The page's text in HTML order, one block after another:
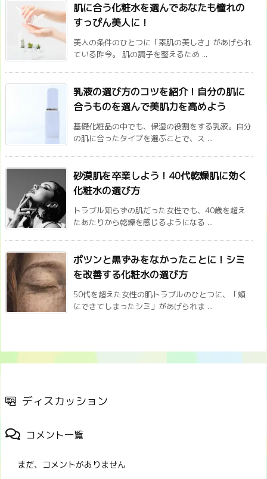
肌に合う化粧水を選んであなたも憧れの
すっぴん美人に！
美人の条件のひとつに「素肌の美しさ」があげられ
ている昨今。 肌の調子を整えるため ...
乳液の選び方のコツを紹介！自分の肌に
合うものを選んで美肌力を高めよう
基礎化粧品の中でも、保湿の役割をする乳液。自分
の肌に合ったタイプを選ぶことで、ス ...
砂漠肌を卒業しよう！40代乾燥肌に効く
化粧水の選び方
トラブル知らずの肌だった女性でも、40歳を超え
たあたりから乾燥を感じるようになる ...
ポツンと黒ずみをなかったことに！シミ
を改善する化粧水の選び方
50代を超えた女性の肌トラブルのひとつに、「頬
にできてしまったシミ」があげられま ...
ディスカッション
コメント一覧
まだ、コメントがありません